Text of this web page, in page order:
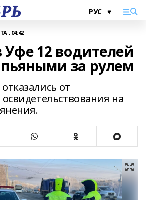
, 04:42
Уфе 12 водителей
за рулем
от
на